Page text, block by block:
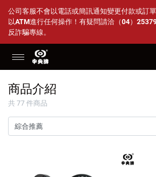
公司客服不會以電話或簡訊通知變更付款或訂
以ATM進行任何操作！有疑問請洽（04）
反詐騙專線。
88父親節活動 特定商品95折
全部商品
商品介紹
共 77 件商品